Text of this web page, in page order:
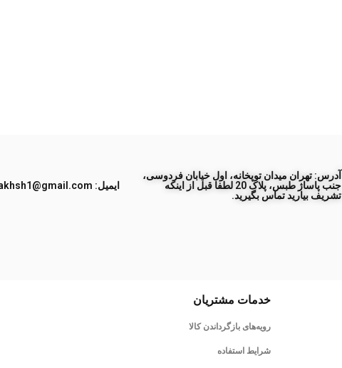
آدرس: تهران میدان توپخانه، اول خیابان فردوسی،
جنب پاساژ طبس، پلاک 20 لطفا قبل از اینکه
تشریف بیارید تماس بگیرید.
ایمیل: momenpakhsh1@gmail.com
خدمات مشتریان
رویه‌های بازگرداندن کالا
شرایط استفاده